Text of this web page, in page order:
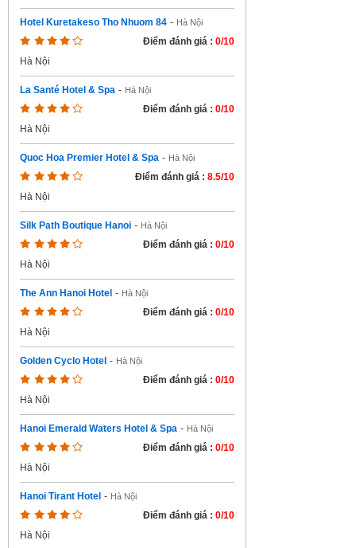
Hotel Kuretakeso Tho Nhuom 84 - Hà Nội
Điểm đánh giá : 0/10
Hà Nội
La Santé Hotel & Spa - Hà Nội
Điểm đánh giá : 0/10
Hà Nội
Quoc Hoa Premier Hotel & Spa - Hà Nội
Điểm đánh giá : 8.5/10
Hà Nội
Silk Path Boutique Hanoi - Hà Nội
Điểm đánh giá : 0/10
Hà Nội
The Ann Hanoi Hotel - Hà Nội
Điểm đánh giá : 0/10
Hà Nội
Golden Cyclo Hotel - Hà Nội
Điểm đánh giá : 0/10
Hà Nội
Hanoi Emerald Waters Hotel & Spa - Hà Nội
Điểm đánh giá : 0/10
Hà Nội
Hanoi Tirant Hotel - Hà Nội
Điểm đánh giá : 0/10
Hà Nội